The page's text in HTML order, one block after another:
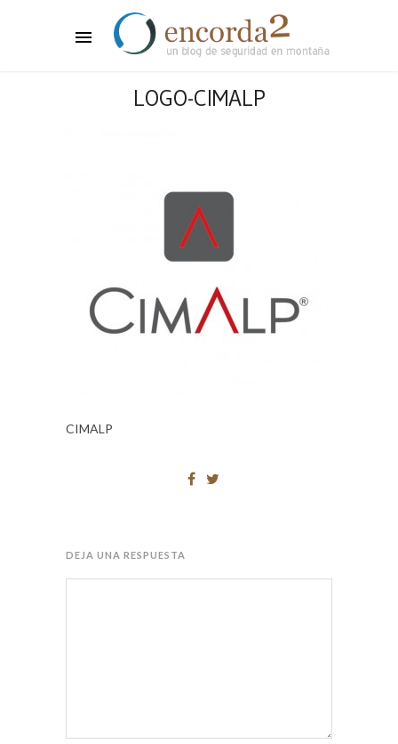
LOGO-CIMALP
CIMALP
DEJA UNA RESPUESTA